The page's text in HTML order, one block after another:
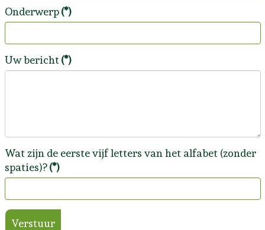
Onderwerp (*)
Uw bericht (*)
Wat zijn de eerste vijf letters van het alfabet (zonder
spaties)? (*)
Verstuur